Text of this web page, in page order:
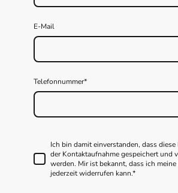
E-Mail
Telefonnummer*
Ich bin damit einverstanden, dass
der Kontaktaufnahme gespeichert und
werden. Mir ist bekannt, dass ich
jederzeit widerrufen kann.*